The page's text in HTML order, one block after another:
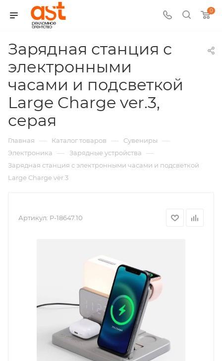
0
Зарядная станция с
электронными
часами и подсветкой
Large Charge ver.3,
серая
арт.:
P-
18647
Главная — Каталог товаров — Сувениры —
Электроника — Зарядные устройства —
Зарядная станция с электронными часами и подсветкой
Large Charge ver.3
Артикул: P-18647.10